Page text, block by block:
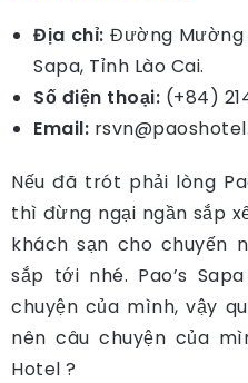
Địa chỉ: Đường Mường
Sapa, Tỉnh Lào Cai.
Số điện thoại: (+84)
Email:
Nếu đã trót phải lòng
thì đừng ngại ngần sắp
khách sạn cho chuyến
sắp tới nhé. Pao’s
chuyện của mình, vậy
nên câu chuyện của
Hotel ?